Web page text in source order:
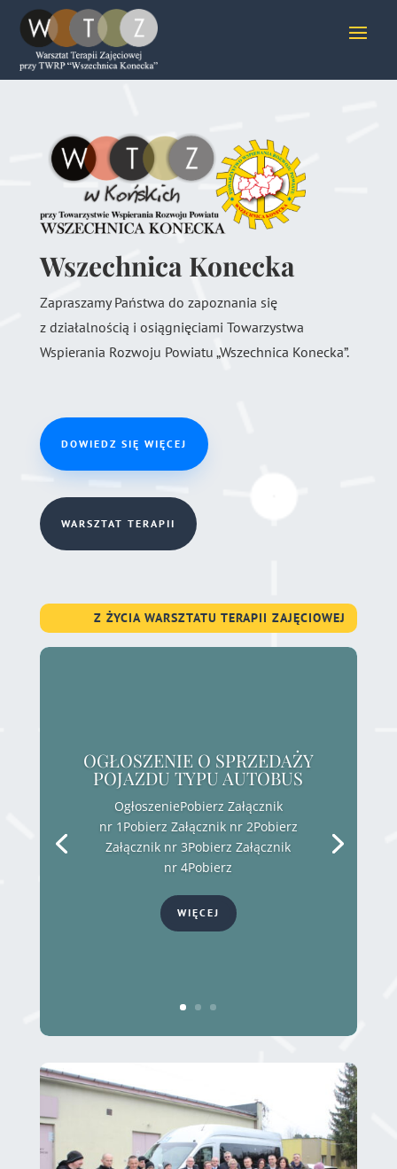
Wszechnica Konecka
Zapraszamy Państwa do zapoznania się
z działalnością i osiągnięciami Towarzystwa
Wspierania Rozwoju Powiatu „Wszechnica Konecka”.
DOWIEDZ SIĘ WIĘCEJ
WARSZTAT TERAPII
Z ŻYCIA WARSZTATU TERAPII ZAJĘCIOWEJ
OGŁOSZENIE O SPRZEDAŻY
POJAZDU TYPU AUTOBUS
OgłoszeniePobierz Załącznik
nr 1Pobierz Załącznik nr 2Pobierz
Załącznik nr 3Pobierz Załącznik
nr 4Pobierz
WIĘCEJ